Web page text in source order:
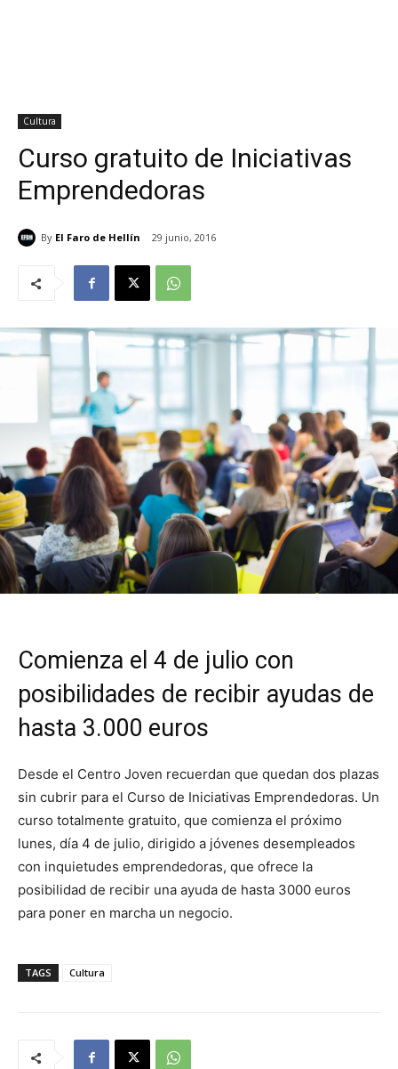
Cultura
Curso gratuito de Iniciativas
Emprendedoras
By El Faro de Hellín 29 junio, 2016
Comienza el 4 de julio con
posibilidades de recibir ayudas de
hasta 3.000 euros
Desde el Centro Joven recuerdan que quedan dos plazas
sin cubrir para el Curso de Iniciativas Emprendedoras. Un
curso totalmente gratuito, que comienza el próximo
lunes, día 4 de julio, dirigido a jóvenes desempleados
con inquietudes emprendedoras, que ofrece la
posibilidad de recibir una ayuda de hasta 3000 euros
para poner en marcha un negocio.
TAGS Cultura